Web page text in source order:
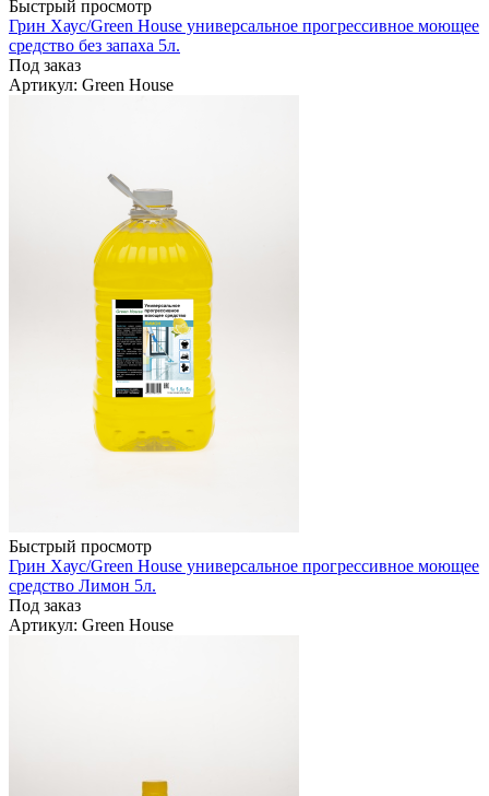
Быстрый просмотр
Грин Хаус/Green House универсальное прогрессивное моющее
средство без запаха 5л.
Под заказ
Артикул: Green House
Быстрый просмотр
Грин Хаус/Green House универсальное прогрессивное моющее
средство Лимон 5л.
Под заказ
Артикул: Green House